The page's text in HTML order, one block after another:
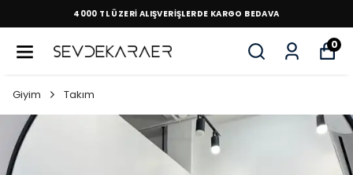
4000 TL ÜZERİ ALIŞVERİŞLERDE KARGO BEDAVA
0
Giyim Takım